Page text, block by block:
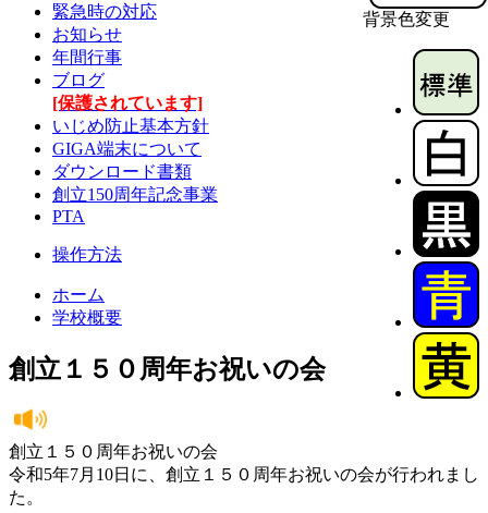
背景色変更
緊急時の対応
お知らせ
年間行事
ブログ
[保護されています]
いじめ防止基本方針
GIGA端末について
ダウンロード書類
創立150周年記念事業
PTA
操作方法
ホーム
学校概要
創立１５０周年お祝いの会
創立１５０周年お祝いの会
令和5年7月10日に、創立１５０周年お祝いの会が行われまし
た。